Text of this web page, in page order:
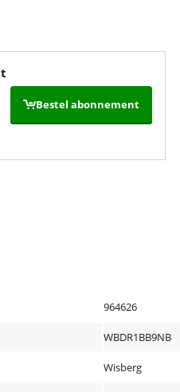
Bestel abonnement
964626
WBDR1BB9NB
Wisberg